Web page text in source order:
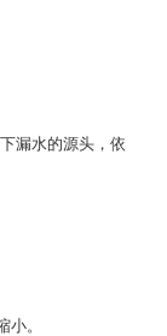
漏水的源头，依
。